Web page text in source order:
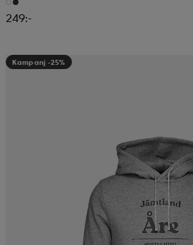
249:-
Kampanj -25%